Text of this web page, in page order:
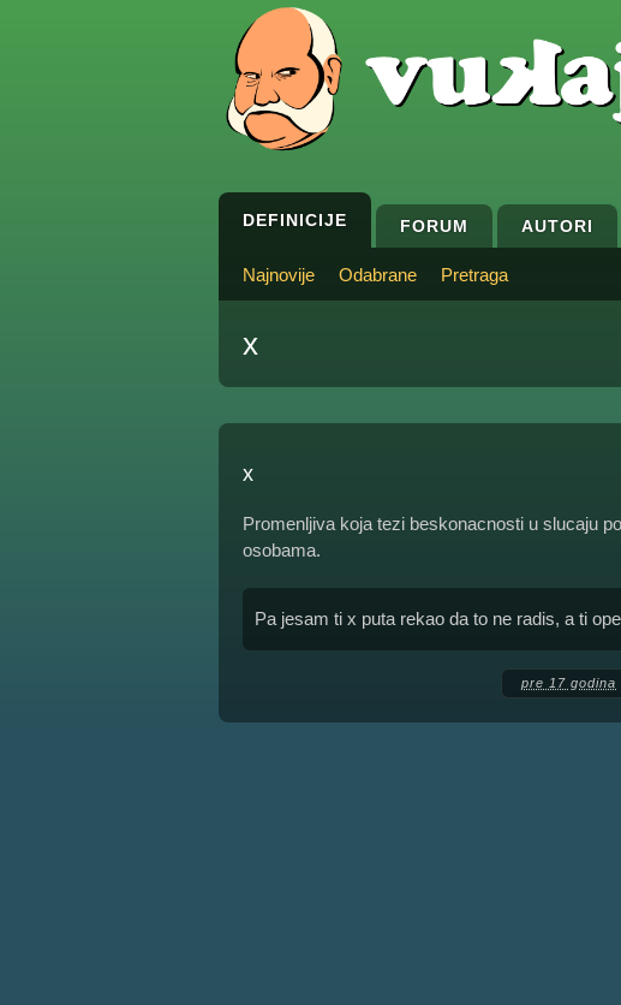
DEFINICIJE FORUM AUTORI
Najnovije Odabrane Pretraga
x
x
Promenljiva koja tezi beskonacnosti u slucaju
osobama.
Pa jesam ti x puta rekao da to ne radis, a ti
pre 17 godina